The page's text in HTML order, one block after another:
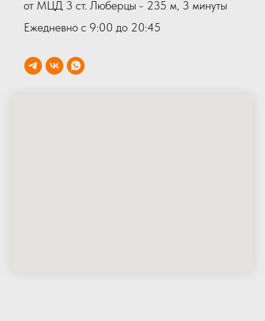
от МЦД 3 ст. Люберцы - 235 м, 3 минуты
Ежедневно с 9:00 до 20:45